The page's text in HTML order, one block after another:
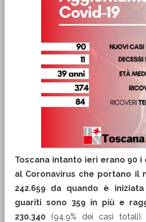
Toscana intanto ieri erano 90
al Coronavirus che portano il
242.659 da quando è
guariti sono 359 in più e
230.340(94,9% dei casi